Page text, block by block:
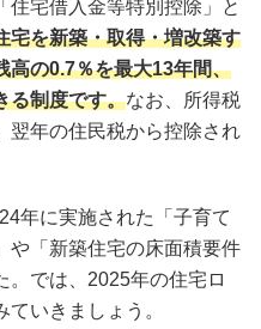
住宅借入金等特別控除」と
宅を新築・取得・増改築す
高の0.7％を最大13年間、
る制度です。なお、所得税
翌年の住民税から控除され
年に実施された「子育て
や「新築住宅の床面積要件
。では、2025年の住宅ロ
いきましょう。